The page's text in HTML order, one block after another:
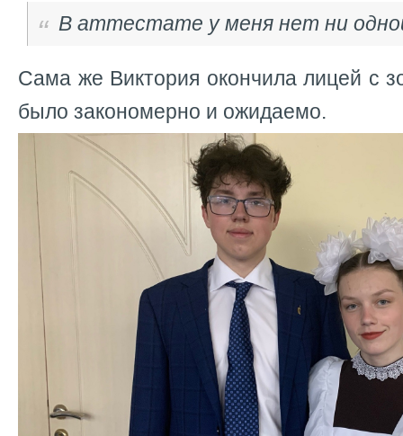
В аттестате у меня нет ни
Сама же Виктория окончила лицей с
было закономерно и ожидаемо.